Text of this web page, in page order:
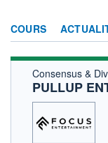
COURS
Consensus &
PULLUP